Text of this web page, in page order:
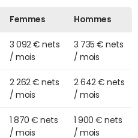
Femmes Hommes
3 092 € nets
/ mois
3 735 € nets
/ mois
2 262 € nets
/ mois
2 642 € nets
/ mois
1 870 € nets
/ mois
1 900 € nets
/ mois